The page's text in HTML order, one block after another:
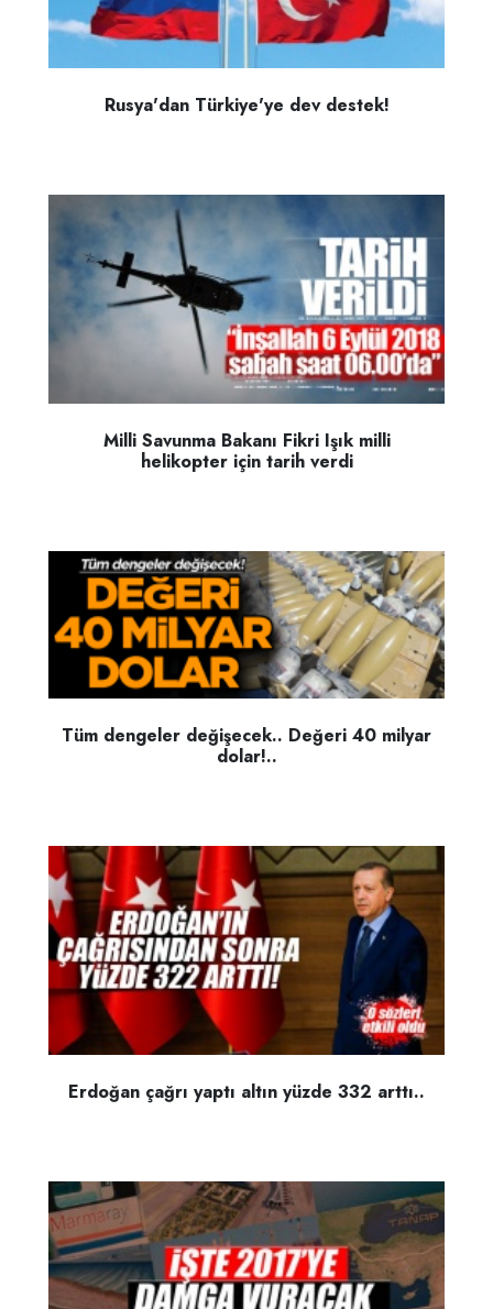
Rusya'dan Türkiye'ye dev destek!
Milli Savunma Bakanı Fikri Işık milli
helikopter için tarih verdi
Tüm dengeler değişecek.. Değeri 40 milyar
dolar!..
Erdoğan çağrı yaptı altın yüzde 332 arttı..